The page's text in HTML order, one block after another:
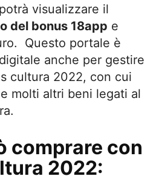
visualizzare il
del bonus 18app e
Questo portale è
anche per gestire
cultura 2022, con cui
molti altri beni legati al
comprare con
2022: